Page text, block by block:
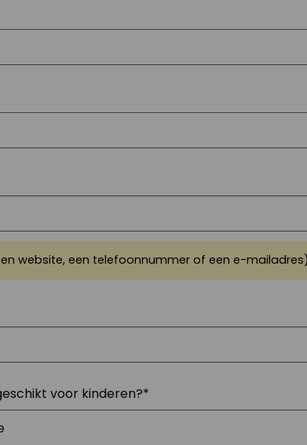
website, een telefoonnummer of een e-
voor kinderen?*